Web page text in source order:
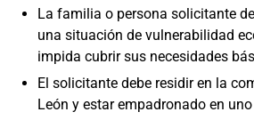
La familia o persona solicitante
una situación de vulnerabilidad
impida cubrir sus necesidades
El solicitante debe residir en la
León y estar empadronado en